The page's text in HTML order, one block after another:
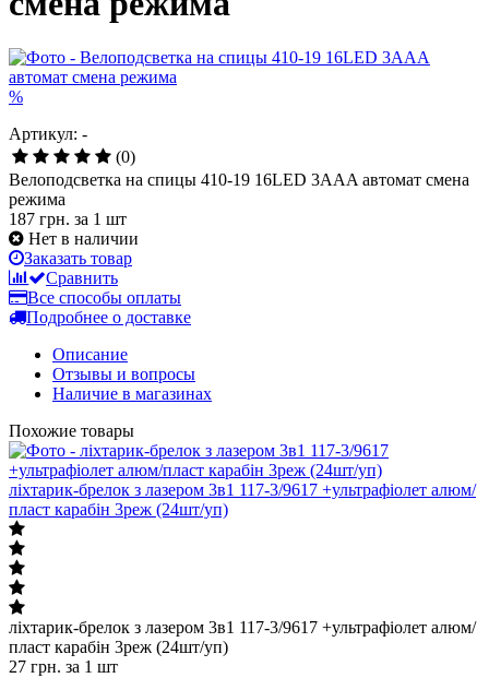
%
Артикул: -
(0)
Велоподсветка на спицы 410-19 16LED 3AAA автомат смена
режима
187 грн. за 1 шт
Нет в наличии
Заказать товар
Сравнить
Все способы оплаты
Подробнее о доставке
Описание
Отзывы и вопросы
Наличие в магазинах
Похожие товары
ліхтарик-брелок з лазером 3в1 117-3/9617 +ультрафіолет алюм/
пласт карабін 3реж (24шт/уп)
ліхтарик-брелок з лазером 3в1 117-3/9617 +ультрафіолет алюм/
пласт карабін 3реж (24шт/уп)
27 грн. за 1 шт